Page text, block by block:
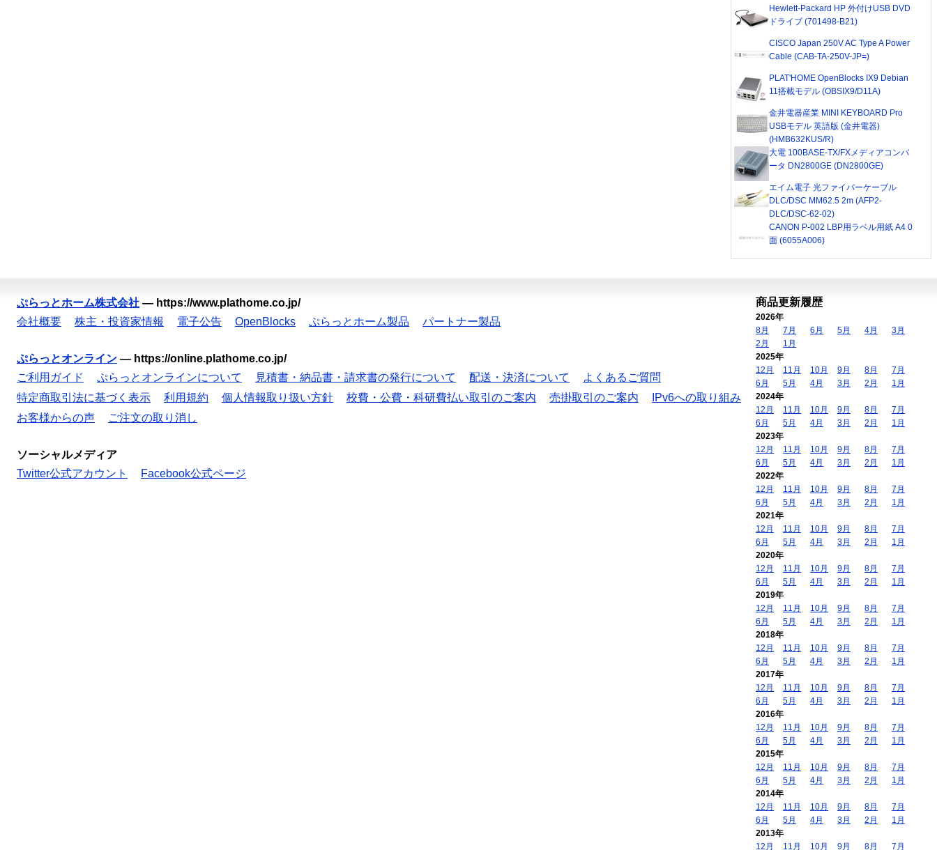
Hewlett-Packard HP 外付けUSB DVD
ドライブ (701498-B21)
CISCO Japan 250V AC Type A Power
Cable (CAB-TA-250V-JP=)
PLAT'HOME OpenBlocks IX9 Debian
11搭載モデル (OBSIX9/D11A)
金井電器産業 MINI KEYBOARD Pro
USBモデル 英語版 (金井電器)
(HMB632KUS/R)
大電 100BASE-TX/FXメディアコンバ
ータ DN2800GE (DN2800GE)
エイム電子 光ファイバーケーブル
DLC/DSC MM62.5 2m (AFP2-
DLC/DSC-62-02)
CANON P-002 LBP用ラベル用紙 A4 0
面 (6055A006)
ぷらっとホーム株式会社 — https://www.plathome.co.jp/
会社概要
株主・投資家情報 電子公告 OpenBlocks ぷらっとホーム製品 パートナー製品
ぷらっとオンライン — https://online.plathome.co.jp/
ご利用ガイド
ぷらっとオンラインについて 見積書・納品書・請求書の発行について 配送・決済について
よくあるご質問
特定商取引法に基づく表示
利用規約 個人情報取り扱い方針 校費・公費・科研費払い取引のご案内 売掛取引のご案内
IPv6への取り組み
お客様からの声
ご注文の取り消し
ソーシャルメディア
Twitter公式アカウント
Facebook公式ページ
商品更新履歴
2026年
8月
7月 6月 5月 4月
3月
2月
1月
2025年
12月
11月 10月 9月 8月
7月
6月
5月 4月 3月 2月
1月
2024年
12月
11月 10月 9月 8月
7月
6月
5月 4月 3月 2月
1月
2023年
12月
11月 10月 9月 8月
7月
6月
5月 4月 3月 2月
1月
2022年
12月
11月 10月 9月 8月
7月
6月
5月 4月 3月 2月
1月
2021年
12月
11月 10月 9月 8月
7月
6月
5月 4月 3月 2月
1月
2020年
12月
11月 10月 9月 8月
7月
6月
5月 4月 3月 2月
1月
2019年
12月
11月 10月 9月 8月
7月
6月
5月 4月 3月 2月
1月
2018年
12月
11月 10月 9月 8月
7月
6月
5月 4月 3月 2月
1月
2017年
12月
11月 10月 9月 8月
7月
6月
5月 4月 3月 2月
1月
2016年
12月
11月 10月 9月 8月
7月
6月
5月 4月 3月 2月
1月
2015年
12月
11月 10月 9月 8月
7月
6月
5月 4月 3月 2月
1月
2014年
12月
11月 10月 9月 8月
7月
6月
5月 4月 3月 2月
1月
2013年
12月
11月 10月 9月 8月 7月